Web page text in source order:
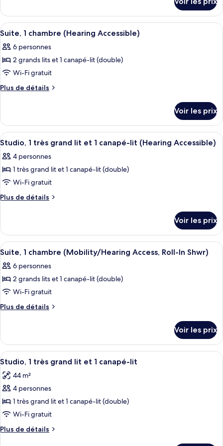
chambre :
Suite,
1
chambre
(Hearing
Accessible)
le
type
de
Suite,
(Hearing
Accessible)
Afficher
toutes
les
photos
pour
ce
chambre :
Suite,
1
chambre
(Hearing
Accessible)
Une chambre d’hôtel dotée d’un
5
Suite, 1 chambre (Hearing Accessible)
6 personnes
2 grands lits et 1 canapé-lit (double)
Wi-Fi gratuit
Plus de détails
Plus
le
type
de
Suite,
(Hearing
Accessible)
Voir les prix
Afficher
toutes
les
photos
pour
ce
chambre :
Studio,
1
très
grand
lit
et
1
(Hearing
Accessible)
Une chambre d’hôtel équipée d’un
5
Studio, 1 très grand lit et 1 canapé-lit (Hearing Accessible)
4 personnes
1 très grand lit et 1 canapé-lit (double)
Wi-Fi gratuit
Plus de détails
Plus
le
type
de
Studio,
grand
lit
et
lit
(Hearing
Accessible)
Voir les prix
Afficher
toutes
les
photos
pour
ce
chambre :
Suite,
1
chambre
(Mobility/Hearing
Access,
Roll-
In
Shwr)
Une chambre d’hôtel dotée d’un
5
Suite, 1 chambre (Mobility/Hearing Access, Roll-In Shwr)
6 personnes
2 grands lits et 1 canapé-lit (double)
Wi-Fi gratuit
Plus de détails
Plus
le
type
de
Suite,
(Mobility/Hearing
Access,
In
Voir les prix
Afficher
toutes
les
photos
pour
ce
type
de
Une cuisine de taille réduite, dotée
5
Studio, 1 très grand lit et 1 canapé-lit
44 m²
4 personnes
1 très grand lit et 1 canapé-lit (double)
Wi-Fi gratuit
Plus de détails
Plus